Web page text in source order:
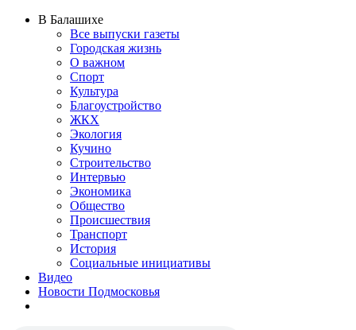
В Балашихе
Все выпуски газеты
Городская жизнь
О важном
Спорт
Культура
Благоустройство
ЖКХ
Экология
Кучино
Строительство
Интервью
Экономика
Общество
Происшествия
Транспорт
История
Социальные инициативы
Видео
Новости Подмосковья